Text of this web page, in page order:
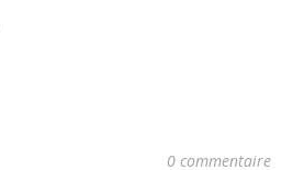
0 commentaire